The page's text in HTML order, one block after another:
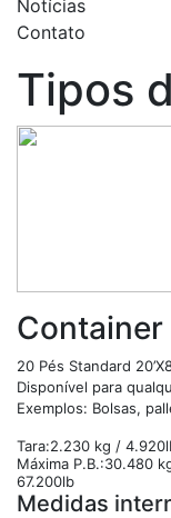
Notícias
Contato
Tipos
Container
20 Pés Standard
Disponível para
Exemplos: Bolsas,
Tara:2.230 kg /
Máxima P.B.:30.480
67.200lb
Medidas